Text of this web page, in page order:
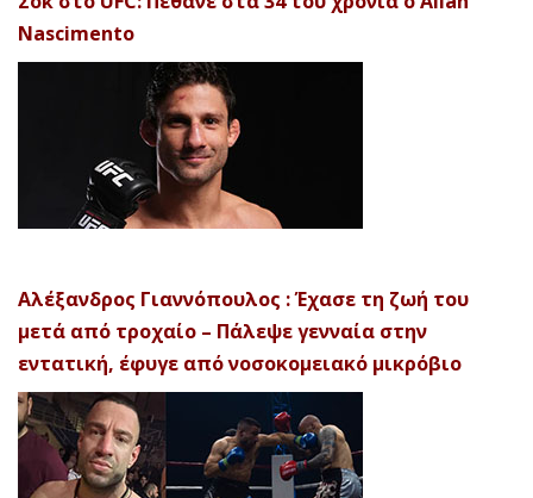
Nascimento
Αλέξανδρος Γιαννόπουλος : Έχασε τη ζωή του
μετά από τροχαίο – Πάλεψε γενναία στην
εντατική, έφυγε από νοσοκομειακό μικρόβιο